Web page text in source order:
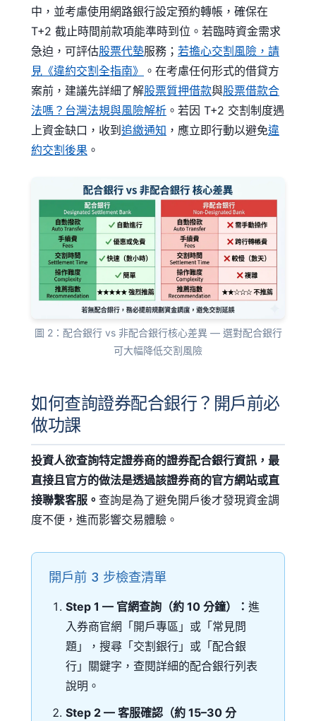
中，並考慮使用網路銀行設定預約轉帳，確保在
T+2 截止時間前款項能準時到位。若臨時資金需求
急迫，可評估股票代墊服務； 若擔心交割風險，請
見《違約交割全指南》
。在考慮任何形式的借貸方
案前，建議先詳細了解股票質押借款與股票借款合
法嗎？台灣法規與風險解析 。若因 T+2 交割制度遇
上資金缺口，收到 追繳通知 ，應立即行動以避免違
約交割後果 。
圖 2：配合銀行 vs 非配合銀行核心差異 — 選對配合銀行
可大幅降低交割風險
如何查詢證券配合銀行？開戶前必
做功課
投資人欲查詢特定證券商的證券配合銀行資訊，最
直接且官方的做法是透過該證券商的官方網站或直
接聯繫客服。 查詢是為了避免開戶後才發現資金調
度不便，進而影響交易體驗。
開戶前 3 步檢查清單
Step 1 — 官網查詢（約 10 分鐘）： 進
入券商官網「開戶專區」或「常見問
題」，搜尋「交割銀行」或「配合銀
行」關鍵字，查閱詳細的配合銀行列表
說明。
Step 2 — 客服確認（約 15–30 分